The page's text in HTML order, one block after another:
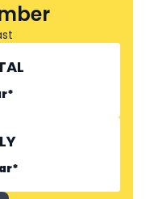
*
*